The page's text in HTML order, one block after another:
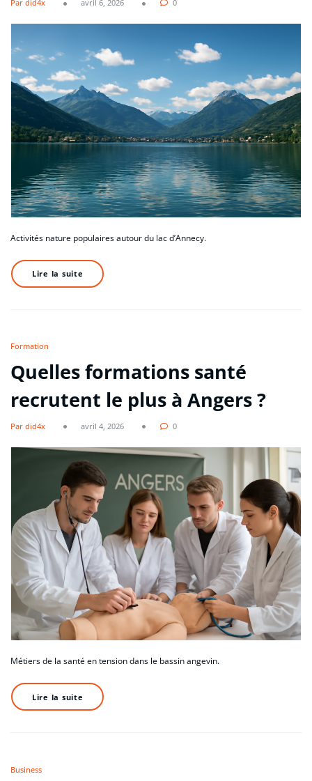
Par did4x avril 6, 2026 0
Activités nature populaires autour du lac d’Annecy.
Lire la suite
Formation
Quelles formations santé
recrutent le plus à Angers ?
Par did4x avril 4, 2026 0
Métiers de la santé en tension dans le bassin angevin.
Lire la suite
Business